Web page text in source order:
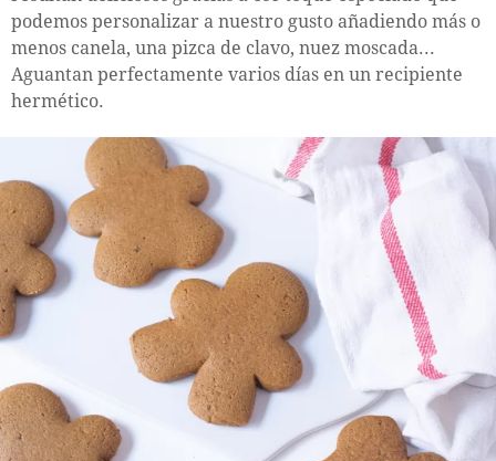
podemos personalizar a nuestro gusto añadiendo más o
menos canela, una pizca de clavo, nuez moscada...
Aguantan perfectamente varios días en un recipiente
hermético.